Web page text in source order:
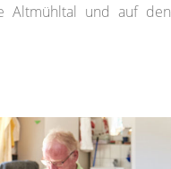
Altmühltal und auf den